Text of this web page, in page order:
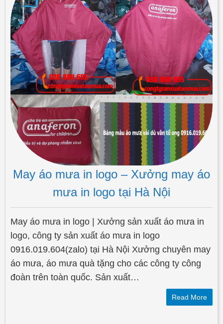
May áo mưa in logo – Xưởng may áo
mưa in logo tại Hà Nội
May áo mưa in logo | Xưởng sản xuất áo mưa in
logo, công ty sản xuất áo mưa in logo
0916.019.604(zalo) tại Hà Nội Xưởng chuyên may
áo mưa, áo mưa quà tặng cho các công ty công
đoàn trên toàn quốc. Sản xuất…
Read More